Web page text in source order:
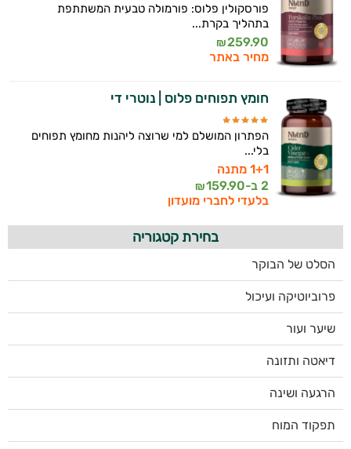
פורסקולין פלוס: פורמולה טבעית המשתתפת
בתהליך בקרת...
259.90
₪
מחיר באתר
חומץ תפוחים פלוס | נוטרי די
הפתרון המושלם למי שרוצה ליהנות מחומץ תפוחים
בלי...
1+1 מתנה
2 ב-
159.90
₪
בלעדי לחברי מועדון
בחירת קטגוריה
הסלט של הבוקר
פרוביוטיקה ועיכול
שיער ועור
דיאטה ותזונה
הרגעה ושינה
תפקוד המוח